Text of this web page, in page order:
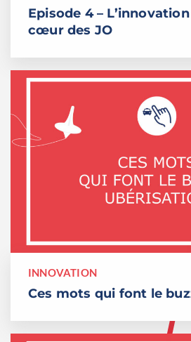
Episode 4 –
cœur des JO
INNOVATION
Ces mots qui font le